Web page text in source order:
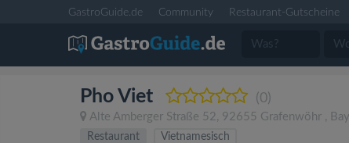
GastroGuide.de Community Restaurant-Gutscheine
Pho Viet (0)
Alte Amberger Straße 52, 92655 Grafenwöhr ,
Restaurant
Vietnamesisch